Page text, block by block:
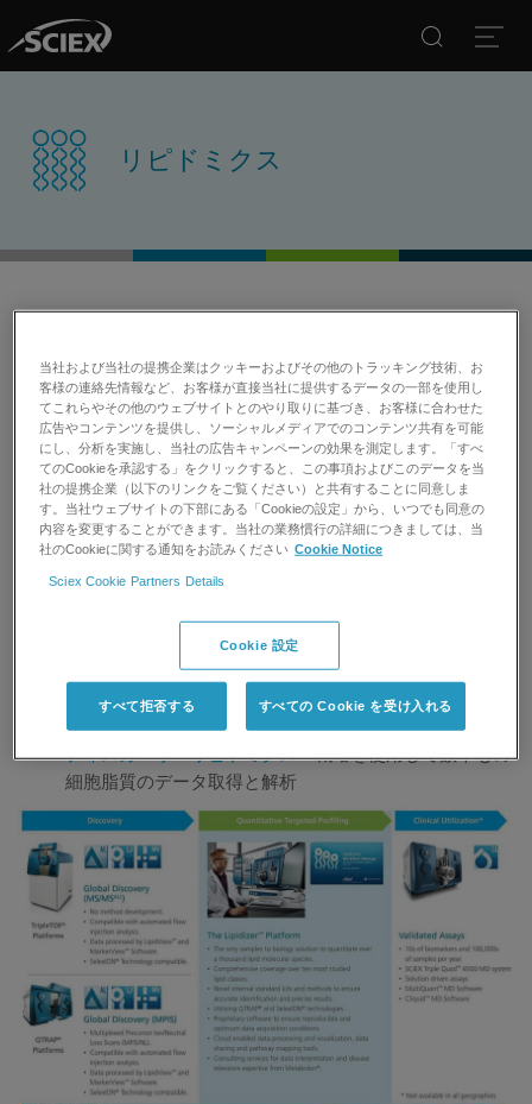
リピドミクス
研究用にのみ使用できます。診断目的での使用はできませ
ん。
液体クロマトグラフィー/質量分析法（LC/MS）は脂質のプロ
ファイリングに活用され、糖尿病、肥満、高血圧、血栓症、
アテローム性動脈硬化などの代謝異常で発生する脂質種の変
化を明らかにします。
リピドミクス研究を新たなレベルに
SCIEXは脂質種の同定、定量リピドミクス研究を成功させる
ための、実効性・即効性のあるオールインワンソリューショ
ンを含む強力なハードウェア、ワークフロー、ソフトウェア
を提供します。
ディスカバリーリピドミクス戦略を使用して数千もの
細胞脂質のデータ取得と解析
当社および当社の提携企業はクッキーおよびその他のトラッキング技術、お
客様の連絡先情報など、お客様が直接当社に提供するデータの一部を使用し
てこれらやその他のウェブサイトとのやり取りに基づき、お客様に合わせた
広告やコンテンツを提供し、ソーシャルメディアでのコンテンツ共有を可能
にし、分析を実施し、当社の広告キャンペーンの効果を測定します。「すべ
てのCookieを承認する」をクリックすると、この事項およびこのデータを当
社の提携企業（以下のリンクをご覧ください）と共有することに同意しま
す。当社ウェブサイトの下部にある「Cookieの設定」から、いつでも同意の
内容を変更することができます。当社の業務慣行の詳細につきましては、当
社のCookieに関する通知をお読みください Cookie Notice
Sciex Cookie Partners Details
Cookie 設定
すべて拒否する すべての Cookie を受け入れる